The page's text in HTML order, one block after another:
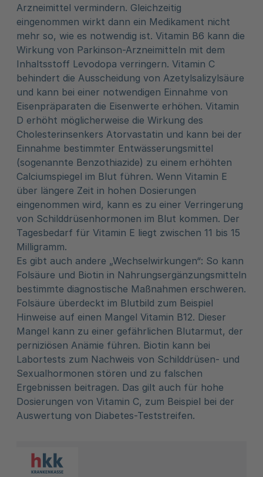
Arzneimittel vermindern. Gleichzeitig
eingenommen wirkt dann ein Medikament nicht
mehr so, wie es notwendig ist. Vitamin B6 kann die
Wirkung von Parkinson-Arzneimitteln mit dem
Inhaltsstoff Levodopa verringern. Vitamin C
behindert die Ausscheidung von Azetylsalizylsäure
und kann bei einer notwendigen Einnahme von
Eisenpräparaten die Eisenwerte erhöhen. Vitamin
D erhöht möglicherweise die Wirkung des
Cholesterinsenkers Atorvastatin und kann bei der
Einnahme bestimmter Entwässerungsmittel
(sogenannte Benzothiazide) zu einem erhöhten
Calciumspiegel im Blut führen. Wenn Vitamin E
über längere Zeit in hohen Dosierungen
eingenommen wird, kann es zu einer Verringerung
von Schilddrüsenhormonen im Blut kommen. Der
Tagesbedarf für Vitamin E liegt zwischen 11 bis 15
Milligramm.
Es gibt auch andere „Wechselwirkungen“: So kann
Folsäure und Biotin in Nahrungsergänzungsmitteln
bestimmte diagnostische Maßnahmen erschweren.
Folsäure überdeckt im Blutbild zum Beispiel
Hinweise auf einen Mangel Vitamin B12. Dieser
Mangel kann zu einer gefährlichen Blutarmut, der
perniziösen Anämie führen. Biotin kann bei
Labortests zum Nachweis von Schilddrüsen- und
Sexualhormonen stören und zu falschen
Ergebnissen beitragen. Das gilt auch für hohe
Dosierungen von Vitamin C, zum Beispiel bei der
Auswertung von Diabetes-Teststreifen.